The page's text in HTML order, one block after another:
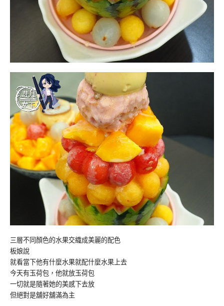
三層不同顏色的水果交織成美麗的配色
板娘說
就看當下他有什麼水果就配什麼水果上去
今天有玉荷包，他就放玉荷包
一切就是隨著她的美感下去放
但絕對是舖好舖滿為主